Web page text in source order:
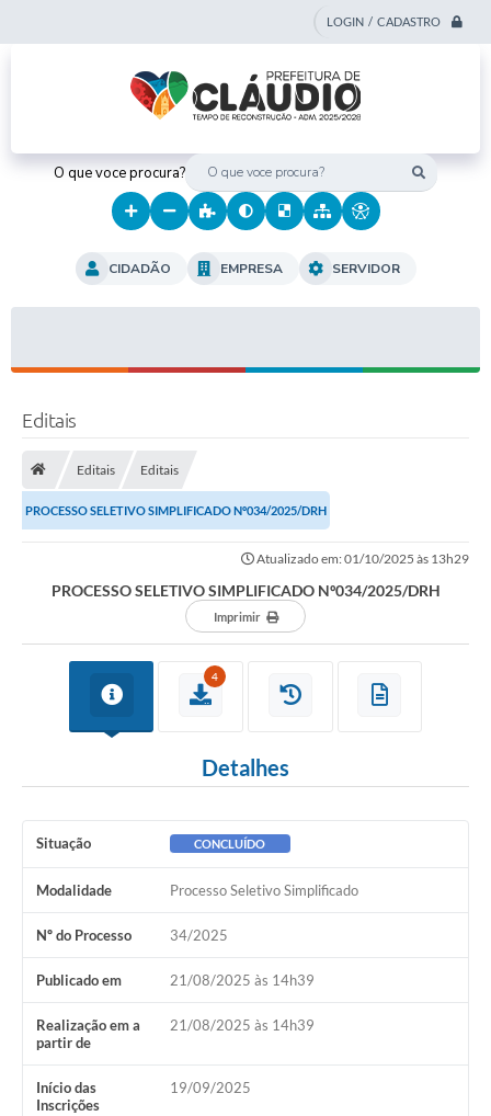
LOGIN / CADASTRO
O que voce procura?
CIDADÃO EMPRESA SERVIDOR
Editais
Editais Editais
PROCESSO SELETIVO SIMPLIFICADO Nº034/2025/DRH
Atualizado em: 01/10/2025 às 13h29
PROCESSO SELETIVO SIMPLIFICADO Nº034/2025/DRH
Imprimir
4
Detalhes
Situação CONCLUÍDO
Modalidade Processo Seletivo Simplificado
Nº do Processo 34/2025
Publicado em 21/08/2025 às 14h39
Realização em a
partir de
21/08/2025 às 14h39
Início das
Inscrições
19/09/2025